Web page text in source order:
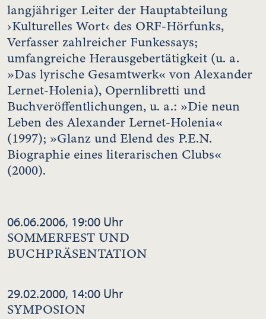
langjähriger Leiter der Hauptabteilung
›Kulturelles Wort‹ des ORF-Hörfunks,
Verfasser zahlreicher Funkessays;
umfangreiche Herausgebertätigkeit (u. a.
»Das lyrische Gesamtwerk« von Alexander
Lernet-Holenia), Opernlibretti und
Buchveröffentlichungen, u. a.: »Die neun
Leben des Alexander Lernet-Holenia«
(1997); »Glanz und Elend des P.E.N.
Biographie eines literarischen Clubs«
(2000).
06.06.2006, 19:00 Uhr
SOMMERFEST UND
BUCHPRÄSENTATION
29.02.2000, 14:00 Uhr
SYMPOSION